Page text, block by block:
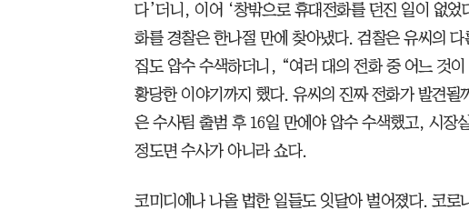
다’더니, 이어 ‘창밖으로 휴대전화를 던진 일이 없
화를 경찰은 한나절 만에 찾아냈다. 검찰은 유씨의
집도 압수 수색하더니, “여러 대의 전화 중 어느 것
황당한 이야기까지 했다. 유씨의 진짜 전화가 발견될
은 수사팀 출범 후 16일 만에야 압수 수색했고, 시장
정도면 수사가 아니라 쇼다.
코미디에나 나올 법한 일들도 잇달아 벌어졌다. 코로